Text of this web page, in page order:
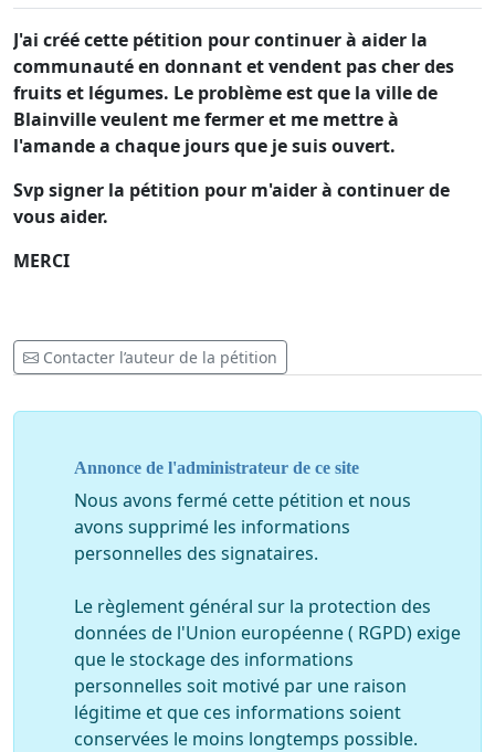
J'ai créé cette pétition pour continuer à aider la
communauté en donnant et vendent pas cher des
fruits et légumes. Le problème est que la ville de
Blainville veulent me fermer et me mettre à
l'amande a chaque jours que je suis ouvert.
Svp signer la pétition pour m'aider à continuer de
vous aider.
MERCI
Contacter l’auteur de la pétition
Annonce de l'administrateur de ce site
Nous avons fermé cette pétition et nous
avons supprimé les informations
personnelles des signataires.
Le règlement général sur la protection des
données de l'Union européenne ( RGPD) exige
que le stockage des informations
personnelles soit motivé par une raison
légitime et que ces informations soient
conservées le moins longtemps possible.